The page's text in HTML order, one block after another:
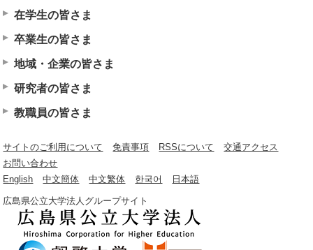
在学生の皆さま
卒業生の皆さま
地域・企業の皆さま
研究者の皆さま
教職員の皆さま
サイトのご利用について 免責事項 RSSについて
交通アクセス
お問い合わせ
English
中文簡体 中文繁体 한국어 日本語
広島県公立大学法人グループサイト